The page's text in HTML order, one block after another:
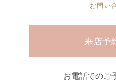
お問い
来店予
お電話でのご